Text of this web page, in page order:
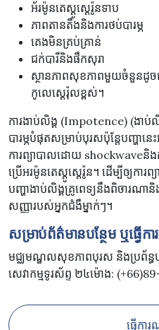
អ័រម៉ូនតេស្តូស្តេរ៉ូនទាប
ភាពតានតឹងនិងការថប់បារម្ភ
គេងមិនគ្រប់គ្រាន់
ជក់បារីនិងផឹកសុរា
ស្ថានភាពសុខភាពមួយចំនួនដូ
កូលេស្តេរ៉ុលខ្ពស់។
ការងាប់លិង្គ (Impotence) (ងាប់
បារម្ភបំផុតសម្រាប់បុរសប៉ុន្តែបញ្ហានេ
ការព្យាបាលដោយ shockwaveនិង
ប្រើអរម៉ូនតេស្តូស្តេរ៉ូន។ ដើម្បីឲ្យក
បញ្ហាងាប់លិង្គគ្រូពេទ្យនឹងពិចារណា
សញ្ញារបស់អ្នកជំងឺម្នាក់ៗ។
សម្រាប់ព័ត៌មានបន្ថែម ឬធ្វ
មជ្ឈមណ្ឌលសុខភាពបុរស និងប្រព័ន្ធបង្
សេវាកម្មទូរស័ព្ទ ២៤ម៉ោង:
ធ្វើកា